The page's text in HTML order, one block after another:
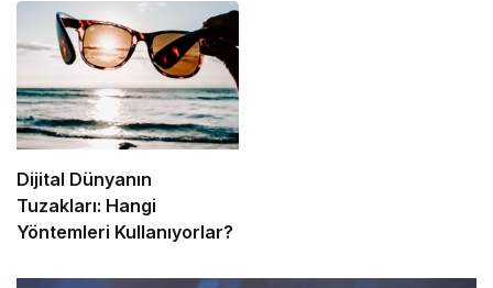
Dijital Dünyanın
Tuzakları: Hangi
Yöntemleri Kullanıyorlar?